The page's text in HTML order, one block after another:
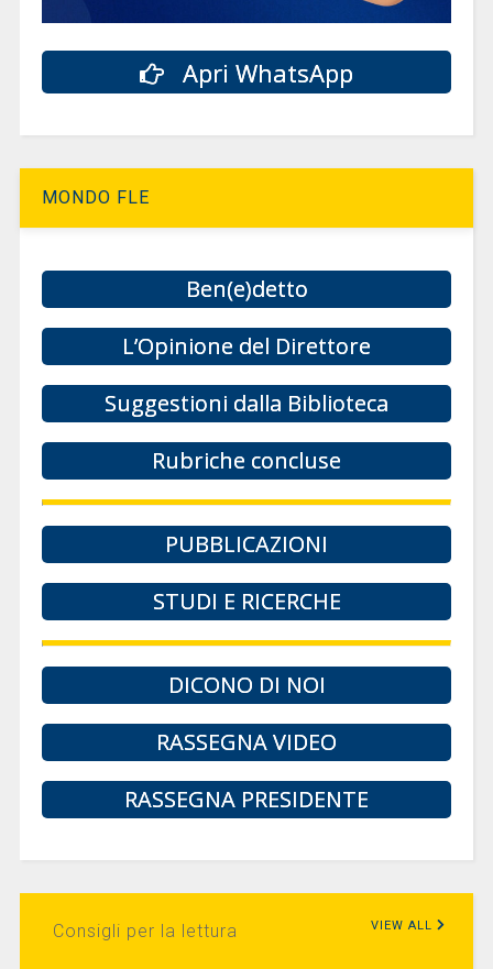
Apri WhatsApp
MONDO FLE
Ben(e)detto
L’Opinione del Direttore
Suggestioni dalla Biblioteca
Rubriche concluse
PUBBLICAZIONI
STUDI E RICERCHE
DICONO DI NOI
RASSEGNA VIDEO
RASSEGNA PRESIDENTE
Consigli per la lettura VIEW ALL